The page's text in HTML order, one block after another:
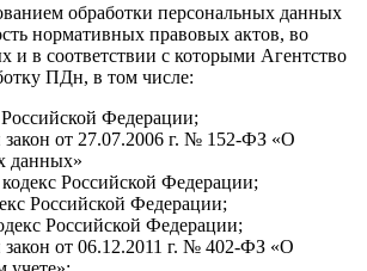
обработки персональных данных
нормативных правовых актов, во
и в соответствии с которыми Агентство
ПДн, в том числе:
Федерации;
от 27.07.2006 г. № 152-ФЗ «О
данных»
Российской Федерации;
Российской Федерации;
Российской Федерации;
от 06.12.2011 г. № 402-ФЗ «О